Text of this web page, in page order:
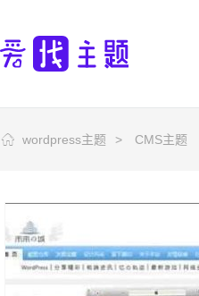
wordpress主题 > CMS主题